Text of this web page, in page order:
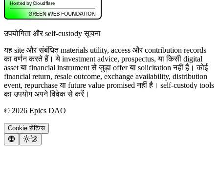
उपयोगिता और self-custody सूचना
यह site और संबंधित materials utility, access और contribution records
का वर्णन करते हैं। ये investment advice, prospectus, या किसी digital
asset या financial instrument से जुड़ा offer या solicitation नहीं हैं। कोई
financial return, resale outcome, exchange availability, distribution
event, repurchase या future value promised नहीं है। self-custody tools
का उपयोग अपने विवेक से करें।
© 2026 Epics DAO
Cookie सेटिंग्स